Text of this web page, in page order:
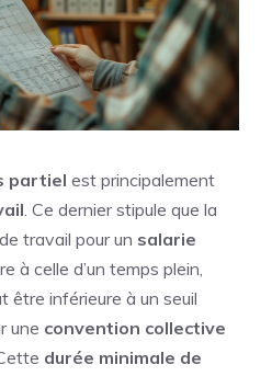
partiel est principalement
. Ce dernier stipule que la
de travail pour un salarie
à celle d’un temps plein,
être inférieure à un seuil
une convention collective
durée minimale de